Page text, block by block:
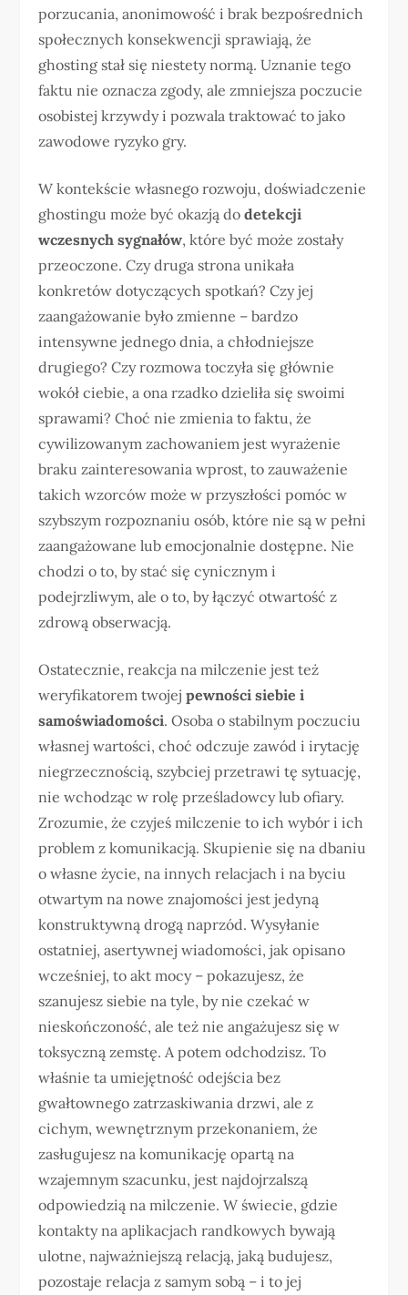
porzucania, anonimowość i brak bezpośrednich
społecznych konsekwencji sprawiają, że
ghosting stał się niestety normą. Uznanie tego
faktu nie oznacza zgody, ale zmniejsza poczucie
osobistej krzywdy i pozwala traktować to jako
zawodowe ryzyko gry.
W kontekście własnego rozwoju, doświadczenie
ghostingu może być okazją dodetekcji
wczesnych sygnałów, które być może zostały
przeoczone. Czy druga strona unikała
konkretów dotyczących spotkań? Czy jej
zaangażowanie było zmienne – bardzo
intensywne jednego dnia, a chłodniejsze
drugiego? Czy rozmowa toczyła się głównie
wokół ciebie, a ona rzadko dzieliła się swoimi
sprawami? Choć nie zmienia to faktu, że
cywilizowanym zachowaniem jest wyrażenie
braku zainteresowania wprost, to zauważenie
takich wzorców może w przyszłości pomóc w
szybszym rozpoznaniu osób, które nie są w pełni
zaangażowane lub emocjonalnie dostępne. Nie
chodzi o to, by stać się cynicznym i
podejrzliwym, ale o to, by łączyć otwartość z
zdrową obserwacją.
Ostatecznie, reakcja na milczenie jest też
weryfikatorem twojejpewności siebie i
samoświadomości. Osoba o stabilnym poczuciu
własnej wartości, choć odczuje zawód i irytację
niegrzecznością, szybciej przetrawi tę sytuację,
nie wchodząc w rolę prześladowcy lub ofiary.
Zrozumie, że czyjeś milczenie to ich wybór i ich
problem z komunikacją. Skupienie się na dbaniu
o własne życie, na innych relacjach i na byciu
otwartym na nowe znajomości jest jedyną
konstruktywną drogą naprzód. Wysyłanie
ostatniej, asertywnej wiadomości, jak opisano
wcześniej, to akt mocy – pokazujesz, że
szanujesz siebie na tyle, by nie czekać w
nieskończoność, ale też nie angażujesz się w
toksyczną zemstę. A potem odchodzisz. To
właśnie ta umiejętność odejścia bez
gwałtownego zatrzaskiwania drzwi, ale z
cichym, wewnętrznym przekonaniem, że
zasługujesz na komunikację opartą na
wzajemnym szacunku, jest najdojrzalszą
odpowiedzią na milczenie. W świecie, gdzie
kontakty na aplikacjach randkowych bywają
ulotne, najważniejszą relacją, jaką budujesz,
pozostaje relacja z samym sobą – i to jej